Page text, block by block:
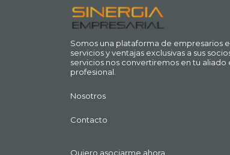
Somos una plataforma de empresarios
servicios y ventajas exclusivas a sus
servicios nos convertiremos en tu
profesional.
Nosotros
Contacto
Quiero asociarme ahora